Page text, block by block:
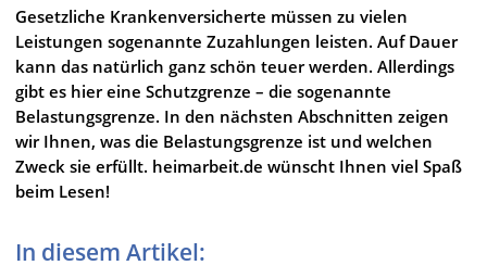
Gesetzliche Krankenversicherte müssen zu vielen
Leistungen sogenannte Zuzahlungen leisten. Auf Dauer
kann das natürlich ganz schön teuer werden. Allerdings
gibt es hier eine Schutzgrenze – die sogenannte
Belastungsgrenze. In den nächsten Abschnitten zeigen
wir Ihnen, was die Belastungsgrenze ist und welchen
Zweck sie erfüllt. heimarbeit.de wünscht Ihnen viel Spaß
beim Lesen!
In diesem Artikel: